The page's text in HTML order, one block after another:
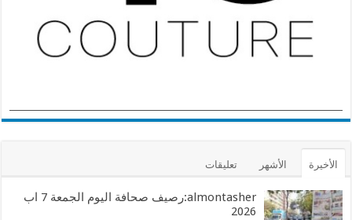
الأخيرة الأشهر تعليقات
almontasher:رصيف صحافة اليوم الجمعة 7 اب
2026